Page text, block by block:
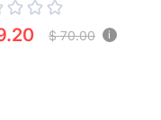
$ 70.00 i